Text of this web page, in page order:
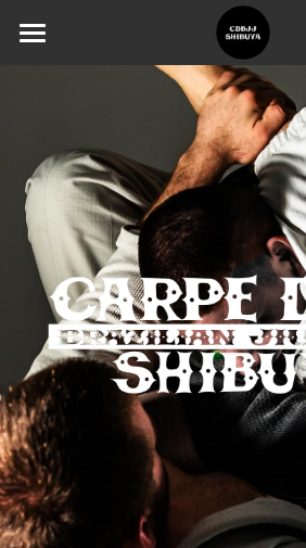
Schedule
Staff
Kids
FAQ
日本語
日本語
English
入会申込み